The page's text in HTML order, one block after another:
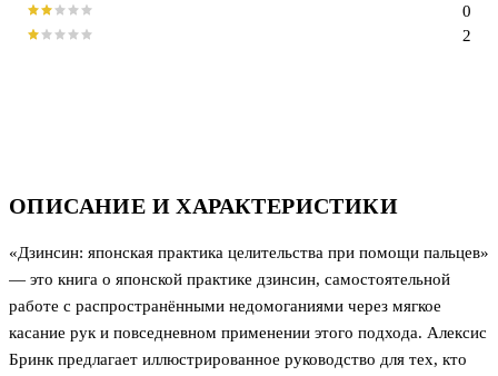
ОПИСАНИЕ И ХАРАКТЕРИСТИКИ
«Дзинсин: японская практика целительства при помощи пальцев»
— это книга о японской практике дзинсин, самостоятельной
работе с распространёнными недомоганиями через мягкое
касание рук и повседневном применении этого подхода. Алексис
Бринк предлагает иллюстрированное руководство для тех, кто
2
0